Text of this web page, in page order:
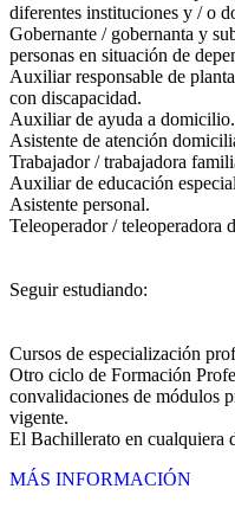
diferentes instituciones y / o
Gobernante / gobernanta y
personas en situación de
Auxiliar responsable de
con discapacidad.
Auxiliar de ayuda a domicilio.
Asistente de atención
Trabajador / trabajadora
Auxiliar de educación
Asistente personal.
Teleoperador / teleoperadora
Seguir estudiando:
Cursos de especialización
Otro ciclo de Formación
convalidaciones de módulos
vigente.
El Bachillerato en cualquiera
MÁS INFORMACIÓN